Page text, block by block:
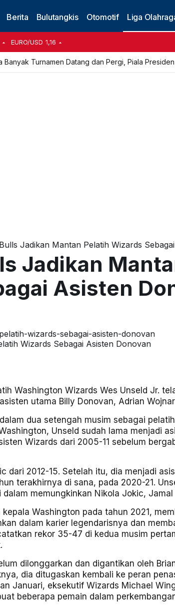
Berita Bulutangkis Otomotif Liga
EURO/USD 1,16
Banyak Turnamen Datang dan Pergi, Piala
Jadikan Mantan Pelatih Wizards
Jadikan
Asisten
Wizards Sebagai Asisten Donovan
Washington Wizards Wes Unseld Jr.
utama Billy Donovan, Adrian
dua setengah musim sebagai
Unseld sudah lama menjadi
Wizards dari 2005-11 sebelum
dari 2012-15. Setelah itu, dia menjadi
terakhirnya di sana, pada 2020-21.
memungkinkan Nikola Jokic,
Washington pada tahun 2021,
dalam karier legendarisnya dan
rekor 35-47 di kedua musim
dilonggarkan dan digantikan oleh
dia ditugaskan kembali ke peran
Januari, eksekutif Wizards Michael
beberapa pemain dalam